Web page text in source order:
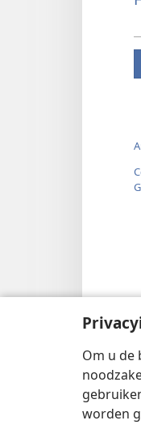
Om u de
worden